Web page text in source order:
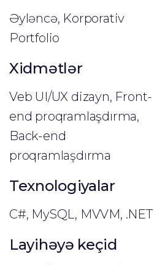
Əyləncə, Korporativ
Portfolio
Xidmətlər
Veb UI/UX dizayn, Front-
end proqramlaşdırma,
Back-end
proqramlaşdırma
Texnologiyalar
C#, MySQL, MVVM, .NET
Layihəyə keçid